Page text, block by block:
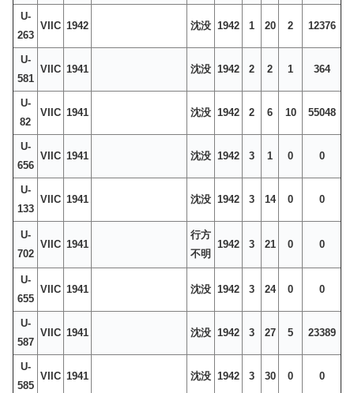
U-
263
VIIC 1942 沈没 1942 1 20 2 12376
U-
581
VIIC 1941 沈没 1942 2 2 1 364
U-
82
VIIC 1941 沈没 1942 2 6 10 55048
U-
656
VIIC 1941 沈没 1942 3 1 0 0
U-
133
VIIC 1941 沈没 1942 3 14 0 0
U-
702
VIIC 1941
行方
不明
1942 3 21 0 0
U-
655
VIIC 1941 沈没 1942 3 24 0 0
U-
587
VIIC 1941 沈没 1942 3 27 5 23389
U-
585
VIIC 1941 沈没 1942 3 30 0 0